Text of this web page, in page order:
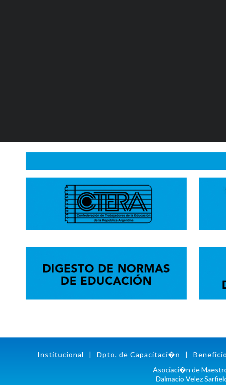
Institucional | Dpto. de Capacitaci�n |
Asociaci�n de
Dalmacio Velez